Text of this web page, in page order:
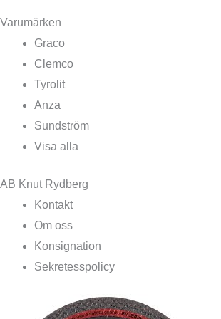
Varumärken
Graco
Clemco
Tyrolit
Anza
Sundström
Visa alla
AB Knut Rydberg
Kontakt
Om oss
Konsignation
Sekretesspolicy